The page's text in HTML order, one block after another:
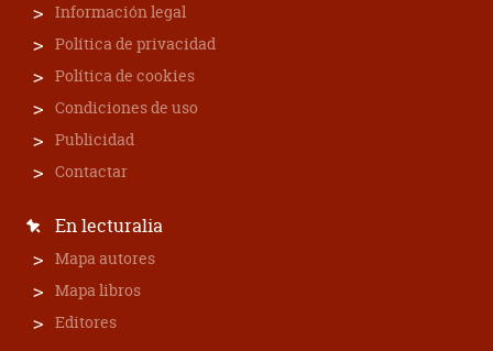
Información legal
Política de privacidad
Política de cookies
Condiciones de uso
Publicidad
Contactar
En lecturalia
Mapa autores
Mapa libros
Editores